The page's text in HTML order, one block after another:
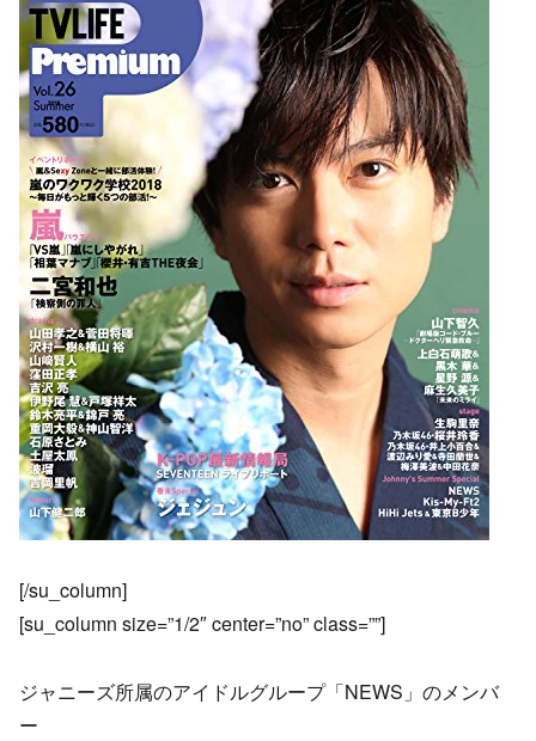
[/su_column]
[su_column size=”1/2″ center=”no” class=””]
ジャニーズ所属のアイドルグループ「NEWS」のメンバ
ー